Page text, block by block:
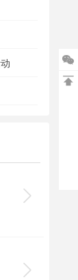



